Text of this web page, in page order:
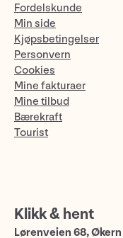
Fordelskunde
Min side
Kjøpsbetingelser
Personvern
Cookies
Mine fakturaer
Mine tilbud
Bærekraft
Tourist
Klikk & hent
Lørenveien 68, Økern